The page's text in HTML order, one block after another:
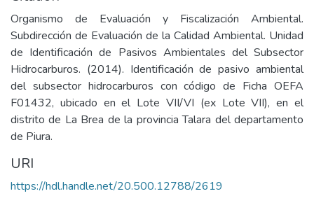
Organismo de Evaluación y Fiscalización Ambiental.
Subdirección de Evaluación de la Calidad Ambiental. Unidad
de Identificación de Pasivos Ambientales del Subsector
Hidrocarburos. (2014). Identificación de pasivo ambiental
del subsector hidrocarburos con código de Ficha OEFA
F01432, ubicado en el Lote VII/VI (ex Lote VII), en el
distrito de La Brea de la provincia Talara del departamento
de Piura.
URI
https://hdl.handle.net/20.500.12788/2619